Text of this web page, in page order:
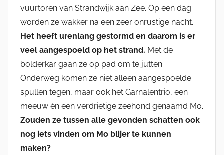
vuurtoren van Strandwijk aan Zee. Op een dag
worden ze wakker na een zeer onrustige nacht.
Het heeft urenlang gestormd en daarom is er
veel aangespoeld op het strand. Met de
bolderkar gaan ze op pad om te jutten.
Onderweg komen ze niet alleen aangespoelde
spullen tegen, maar ook het Garnalentrio, een
meeuw én een verdrietige zeehond genaamd Mo.
Zouden ze tussen alle gevonden schatten ook
nog iets vinden om Mo blijer te kunnen
maken?